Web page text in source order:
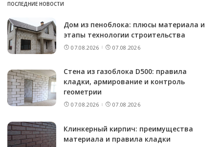
ПОСЛЕДНИЕ НОВОСТИ
Дом из пеноблока: плюсы материала и
этапы технологии строительства
07.08.2026 07.08.2026
Стена из газоблока D500: правила
кладки, армирование и контроль
геометрии
07.08.2026 07.08.2026
Клинкерный кирпич: преимущества
материала и правила кладки